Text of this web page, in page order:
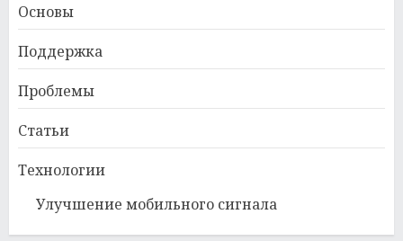
Основы
Поддержка
Проблемы
Статьи
Технологии
Улучшение мобильного сигнала